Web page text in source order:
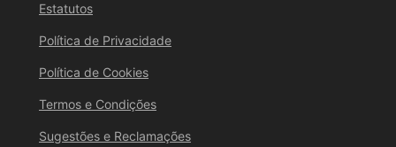
Estatutos
Política de Privacidade
Política de Cookies
Termos e Condições
Sugestões e Reclamações